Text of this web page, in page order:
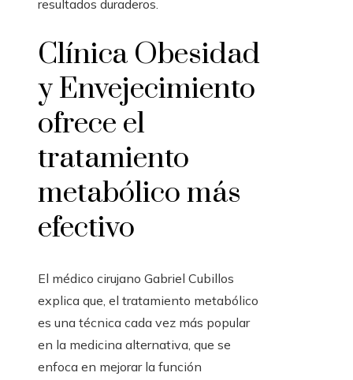
resultados duraderos.
Clínica Obesidad
y Envejecimiento
ofrece el
tratamiento
metabólico más
efectivo
El médico cirujano Gabriel Cubillos
explica que, el tratamiento metabólico
es una técnica cada vez más popular
en la medicina alternativa, que se
enfoca en mejorar la función